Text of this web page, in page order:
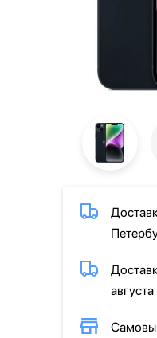
августа